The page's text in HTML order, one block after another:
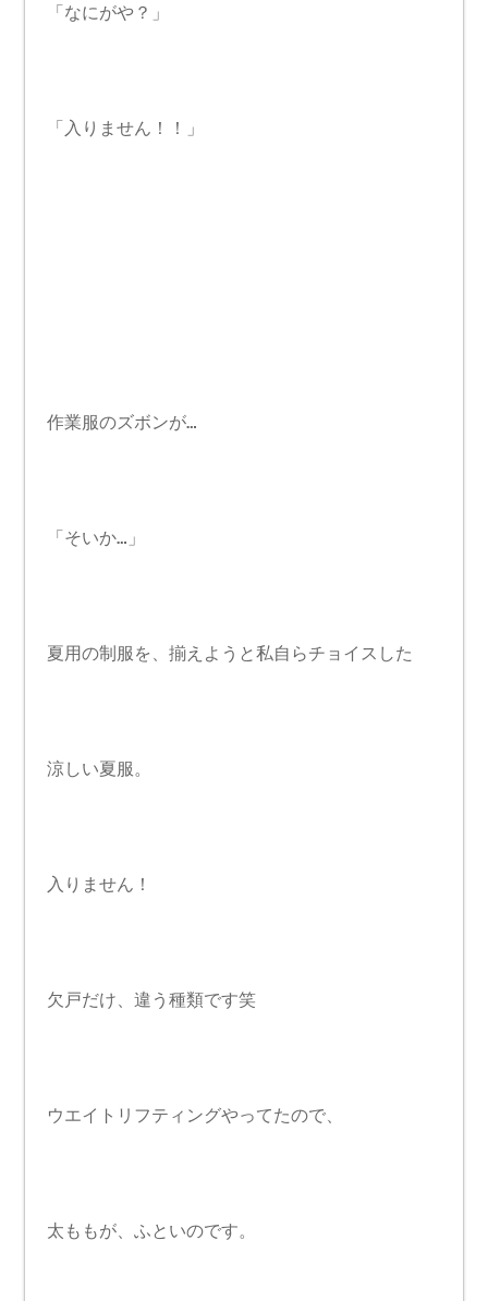
「なにがや？」
「入りません！！」
作業服のズボンが…
「そいか…」
夏用の制服を、揃えようと私自らチョイスした
涼しい夏服。
入りません！
欠戸だけ、違う種類です笑
ウエイトリフティングやってたので、
太ももが、ふといのです。